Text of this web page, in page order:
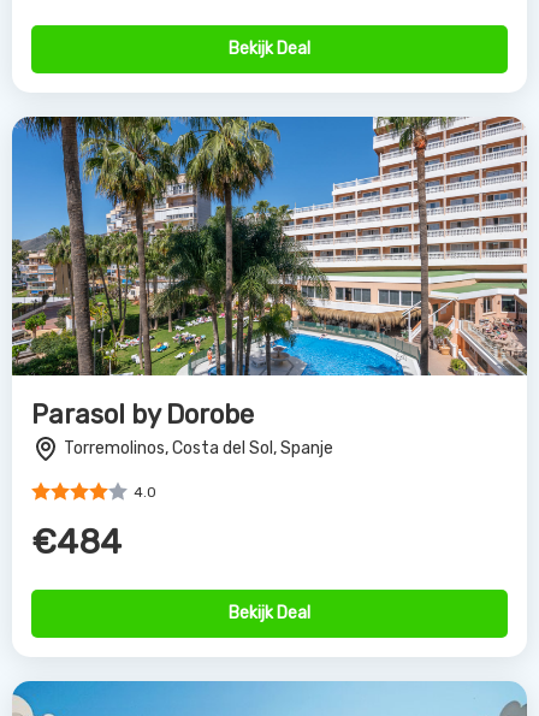
Bekijk Deal
Parasol by Dorobe
Torremolinos, Costa del Sol, Spanje
4.0
€484
Bekijk Deal